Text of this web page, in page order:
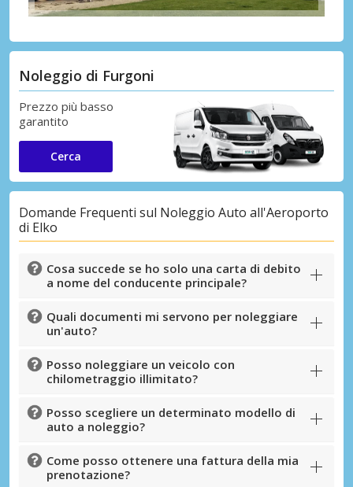
Noleggio di Furgoni
Prezzo più basso
garantito
Cerca
Domande Frequenti sul Noleggio Auto all'Aeroporto
di Elko
Cosa succede se ho solo una carta di debito
a nome del conducente principale?
Quali documenti mi servono per noleggiare
un'auto?
Posso noleggiare un veicolo con
chilometraggio illimitato?
Posso scegliere un determinato modello di
auto a noleggio?
Come posso ottenere una fattura della mia
prenotazione?